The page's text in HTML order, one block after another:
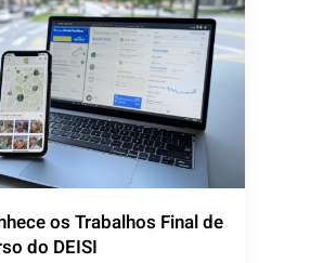
os Trabalhos Final de
do DEISI